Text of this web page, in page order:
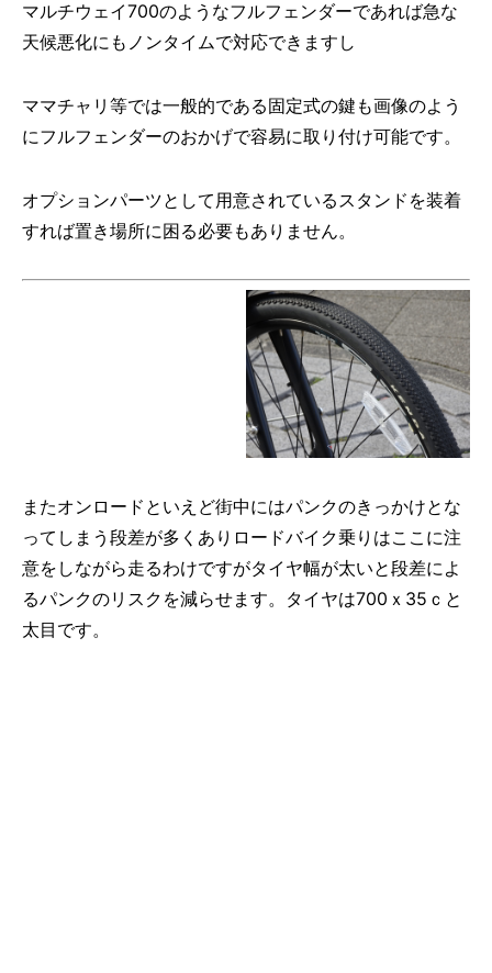
マルチウェイ700のようなフルフェンダーであれば急な
天候悪化にもノンタイムで対応できますし
ママチャリ等では一般的である固定式の鍵も画像のよう
にフルフェンダーのおかげで容易に取り付け可能です。
オプションパーツとして用意されているスタンドを装着
すれば置き場所に困る必要もありません。
またオンロードといえど街中にはパンクのきっかけとな
ってしまう段差が多くありロードバイク乗りはここに注
意をしながら走るわけですがタイヤ幅が太いと段差によ
るパンクのリスクを減らせます。タイヤは700ｘ35ｃと
太目です。